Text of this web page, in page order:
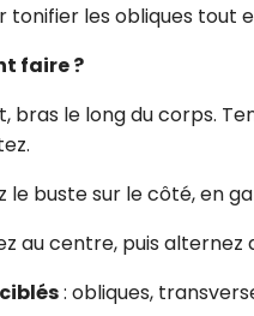
tonifier les obliques tout
faire ?
bras le long du corps.
le buste sur le côté, en
au centre, puis alternez
: obliques,